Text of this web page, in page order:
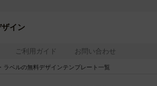
イン
ご利用ガイド お問い合わせ
ラベルの無料デザインテンプレート一覧